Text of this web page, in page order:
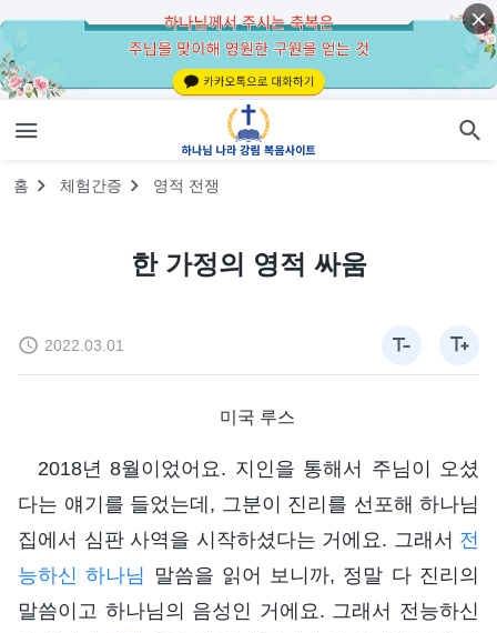
홈 체험간증 영적 전쟁
한 가정의 영적 싸움
2022.03.01
미국 루스
2018년 8월이었어요. 지인을 통해서 주님이 오셨
다는 얘기를 들었는데, 그분이 진리를 선포해 하나님
집에서 심판 사역을 시작하셨다는 거에요. 그래서 전
능하신 하나님 말씀을 읽어 보니까, 정말 다 진리의
말씀이고 하나님의 음성인 거에요. 그래서 전능하신